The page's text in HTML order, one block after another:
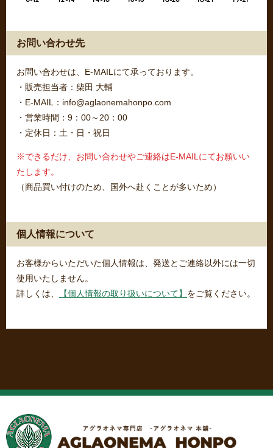
お問い合わせ先
お問い合わせは、E-MAILにて承っております。
・販売担当者：柴田 大輔
・E-MAIL：info@aglaonemahonpo.com
・営業時間：9：00～20：00
・定休日：土・日・祝日
※できるだけ、お問い合わせやご連絡はE-MAILにてお願いい
たします。
（商品買い付けのため、国外へ赴くことが多いため）
個人情報について
お客様からいただいた個人情報は、発送とご連絡以外には一切
使用いたしません。
詳しくは、
【個人情報の取り扱いについて】 をご覧ください。